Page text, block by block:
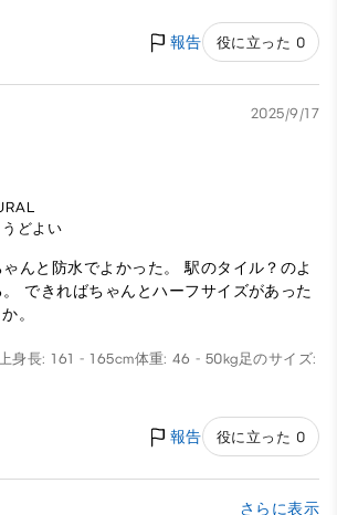
報告 役に立った 0
2025/9/17
どよい
んと防水でよかった。 駅のタイル？のよ
できればちゃんとハーフサイズがあった
。
身長: 161 - 165cm体重: 46 - 50kg足のサイズ:
報告 役に立った 0
さらに表示